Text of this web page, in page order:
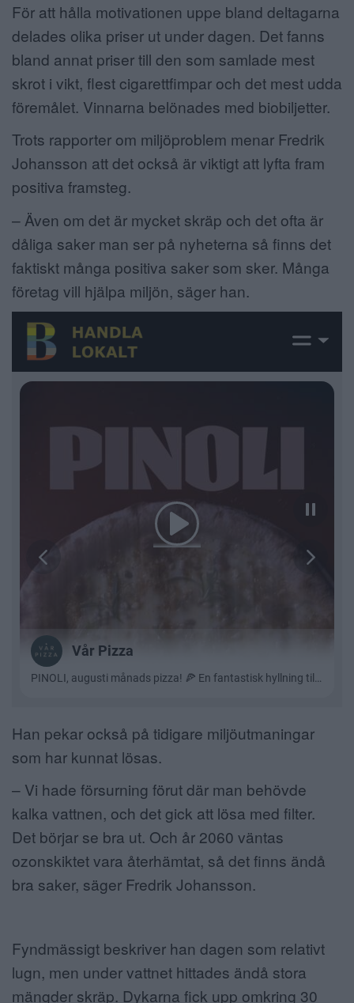
För att hålla motivationen uppe bland deltagarna
delades olika priser ut under dagen. Det fanns
bland annat priser till den som samlade mest
skrot i vikt, flest cigarettfimpar och det mest udda
föremålet. Vinnarna belönades med biobiljetter.
Trots rapporter om miljöproblem menar Fredrik
Johansson att det också är viktigt att lyfta fram
positiva framsteg.
– Även om det är mycket skräp och det ofta är
dåliga saker man ser på nyheterna så finns det
faktiskt många positiva saker som sker. Många
företag vill hjälpa miljön, säger han.
Han pekar också på tidigare miljöutmaningar
som har kunnat lösas.
– Vi hade försurning förut där man behövde
kalka vattnen, och det gick att lösa med filter.
Det börjar se bra ut. Och år 2060 väntas
ozonskiktet vara återhämtat, så det finns ändå
bra saker, säger Fredrik Johansson.
Fyndmässigt beskriver han dagen som relativt
lugn, men under vattnet hittades ändå stora
mängder skräp. Dykarna fick upp omkring 30